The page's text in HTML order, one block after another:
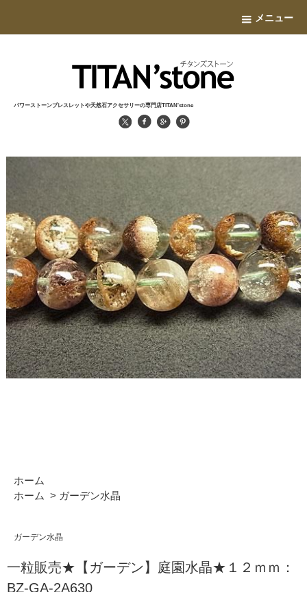
メニュー
パワーストーンブレスレットや天然石アクセサリーの専門店TITAN'stone
ホーム
ホーム > ガーデン水晶
ガーデン水晶
一粒販売★【ガーデン】庭園水晶★１２ｍｍ：
BZ-GA-2A630